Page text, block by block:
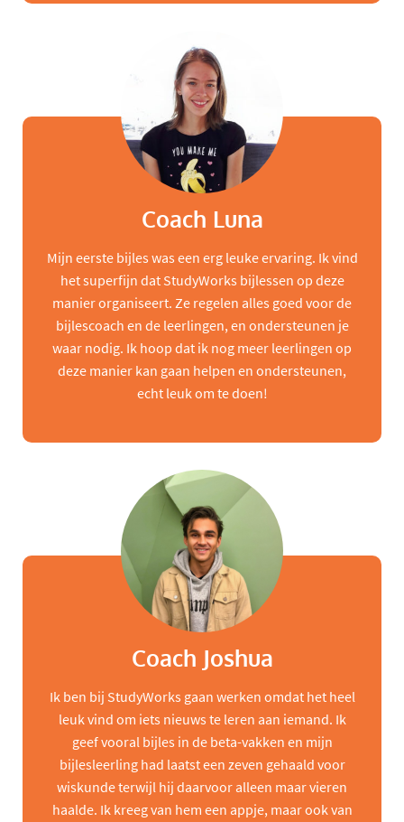
Coach Luna
Mijn eerste bijles was een erg leuke ervaring. Ik vind
het superfijn dat StudyWorks bijlessen op deze
manier organiseert. Ze regelen alles goed voor de
bijlescoach en de leerlingen, en ondersteunen je
waar nodig. Ik hoop dat ik nog meer leerlingen op
deze manier kan gaan helpen en ondersteunen,
echt leuk om te doen!
Coach Joshua
Ik ben bij StudyWorks gaan werken omdat het heel
leuk vind om iets nieuws te leren aan iemand. Ik
geef vooral bijles in de beta-vakken en mijn
bijlesleerling had laatst een zeven gehaald voor
wiskunde terwijl hij daarvoor alleen maar vieren
haalde. Ik kreeg van hem een appje, maar ook van